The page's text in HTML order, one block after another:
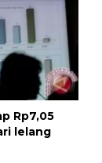
Rp7,05
lelang